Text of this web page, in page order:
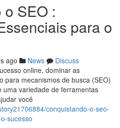
SEO :
para o
ago News
Discuss
online, dominar as
para mecanismos de busca (SEO)
variedade de ferramentas
você
conquistando-o-seo-
sucesso